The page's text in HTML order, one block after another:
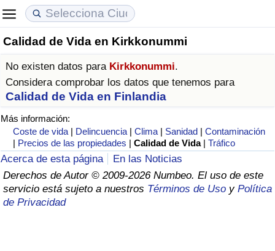
Calidad de Vida en Kirkkonummi
No existen datos para Kirkkonummi.
Considera comprobar los datos que tenemos para
Calidad de Vida en Finlandia
Más información:
Coste de vida | Delincuencia |Clima | Sanidad |Contaminación
| Precios de las propiedades |Calidad de Vida |Tráfico
Acerca de esta página
En las Noticias
Derechos de Autor © 2009-2026 Numbeo. El uso de este
servicio está sujeto a nuestros Términos de Uso y Política
de Privacidad
Coste de vida
Índice de Costo de Vida (Actual)
Índice de Costo de Vida
Índice de costo de vida por país
en aqaba
Precios de las propiedades
Índice de Precios de Inmuebles (Actual)
Índice de Precios de Inmuebles
Índice de Precios de Inmuebles por País
Calidad de Vida
Índice de Calidad de Vida
Índice de Calidad de Vida (Actual)
Índice de calidad de vida por país
Delincuencia
Calificación del Índice de Criminalidad